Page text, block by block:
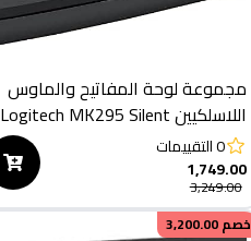
مجموعة لوحة المفاتيح والماوس
اللاسلكيين Logitech MK295 Silent
- رمادي
0التقييمات
1,749.00
3,249.00
خصم3,200.00